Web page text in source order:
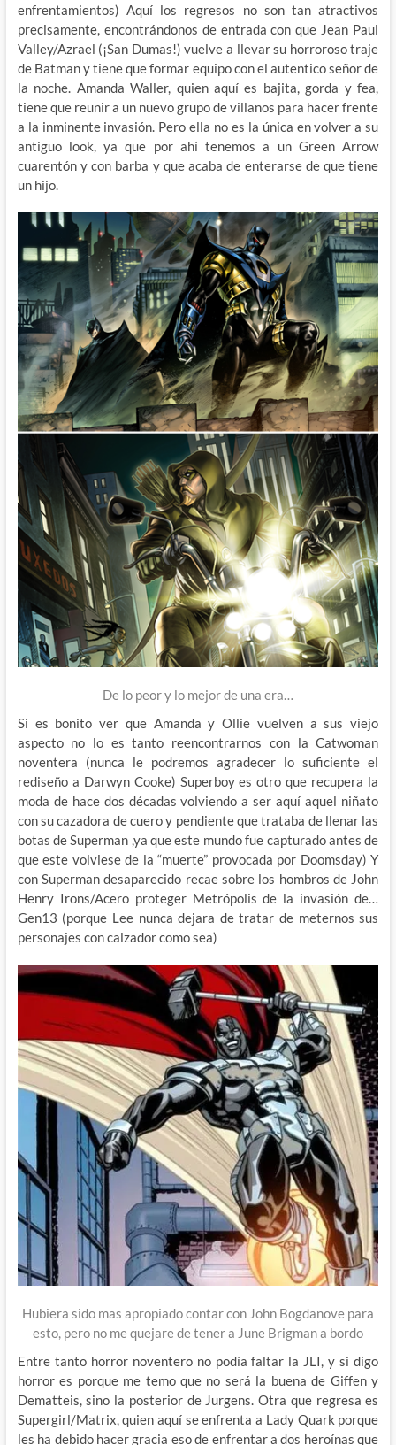
enfrentamientos) Aquí los regresos no son tan atractivos
precisamente, encontrándonos de entrada con que Jean Paul
Valley/Azrael (¡San Dumas!) vuelve a llevar su horroroso traje
de Batman y tiene que formar equipo con el autentico señor de
la noche. Amanda Waller, quien aquí es bajita, gorda y fea,
tiene que reunir a un nuevo grupo de villanos para hacer frente
a la inminente invasión. Pero ella no es la única en volver a su
antiguo look, ya que por ahí tenemos a un Green Arrow
cuarentón y con barba y que acaba de enterarse de que tiene
un hijo.
De lo peor y lo mejor de una era…
Si es bonito ver que Amanda y Ollie vuelven a sus viejo
aspecto no lo es tanto reencontrarnos con la Catwoman
noventera (nunca le podremos agradecer lo suficiente el
rediseño a Darwyn Cooke) Superboy es otro que recupera la
moda de hace dos décadas volviendo a ser aquí aquel niñato
con su cazadora de cuero y pendiente que trataba de llenar las
botas de Superman ,ya que este mundo fue capturado antes de
que este volviese de la “muerte” provocada por Doomsday) Y
con Superman desaparecido recae sobre los hombros de John
Henry Irons/Acero proteger Metrópolis de la invasión de…
Gen13 (porque Lee nunca dejara de tratar de meternos sus
personajes con calzador como sea)
Hubiera sido mas apropiado contar con John Bogdanove para
esto, pero no me quejare de tener a June Brigman a bordo
Entre tanto horror noventero no podía faltar la JLI, y si digo
horror es porque me temo que no será la buena de Giffen y
Dematteis, sino la posterior de Jurgens. Otra que regresa es
Supergirl/Matrix, quien aquí se enfrenta a Lady Quark porque
les ha debido hacer gracia eso de enfrentar a dos heroínas que